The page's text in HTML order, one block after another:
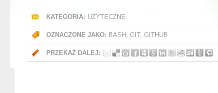
KATEGORIA: UŻYTECZNE
OZNACZONE JAKO: BASH , GIT, GITHUB
PRZEKAŻ DALEJ: